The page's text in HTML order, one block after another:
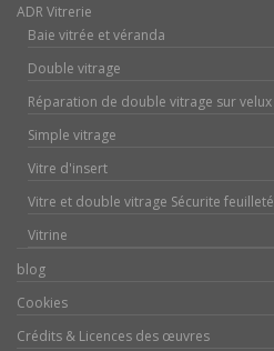
ADR Vitrerie
Baie vitrée et véranda
Double vitrage
Réparation de double vitrage sur velux
Simple vitrage
Vitre d'insert
Vitre et double vitrage Sécurite feuilleté
Vitrine
blog
Cookies
Crédits & Licences des œuvres